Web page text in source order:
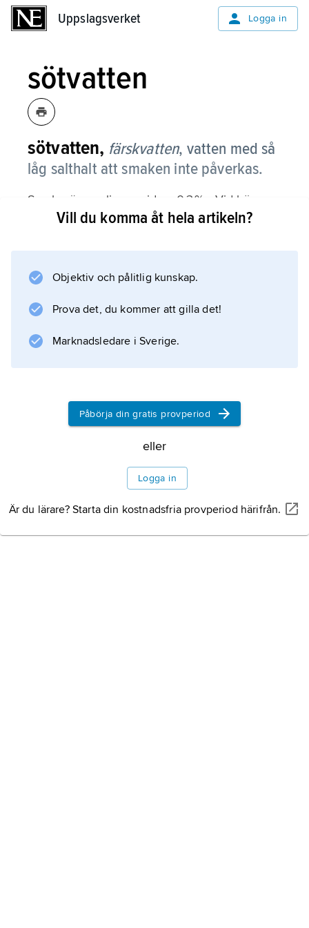
Uppslagsverket Logga in
sötvatten
sötvatten, färskvatten, vatten med så
låg salthalt att smaken inte påverkas.
Smakgränsen ligger vid ca 0,3 ‰. Vid högre
salthalter smakar vattnet beskt. Se
dricksvatten
Vill du komma åt hela artikeln?
Objektiv och pålitlig kunskap.
Prova det, du kommer att gilla det!
Marknadsledare i Sverige.
Påbörja din gratis provperiod
eller
Logga in
Är du lärare? Starta din kostnadsfria provperiod härifrån.